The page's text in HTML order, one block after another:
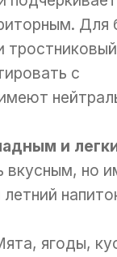
Для
с
и
но
ягоды,